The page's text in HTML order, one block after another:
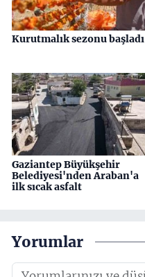
Kurutmalık sezonu başladı
Gaziantep Büyükşehir
Belediyesi'nden Araban'a
ilk sıcak asfalt
Yorumlar